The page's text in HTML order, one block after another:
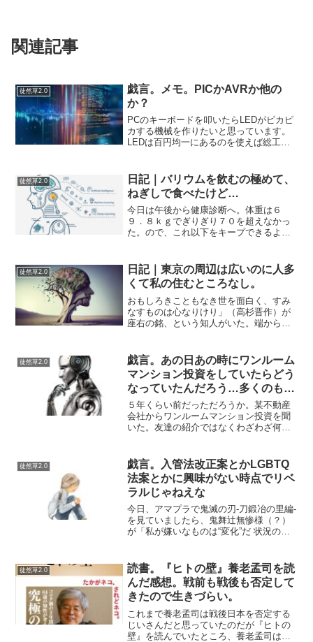
関連記事
徒然草2.0
戯言。メモ。PICかAVRか他の
か？
PCのキーボードを叩いたらLEDがピカピ
カする機械を作りたいと思っています。
LEDは百円均一にあるのを使えば総工費
回路をついでに学ぼうとか思っていま
す。手を大きく広げ...
徒然草2.0
日記｜バリウムを飲むの極めて、
ねぎしで食べたけど…
今日は午後から健康診断へ。体重は６
９．８ｋｇでぎりぎり７０を超えなかっ
た。ので、これ以下をキープできるよう
ことがない内視鏡にチャレンジ！の予定
だったが予約を間違えたせい...
徒然草2.0
日記｜東京の周辺は広いのに人多
くて私の住むところなし。
おもしろきこともなき世を面白く、すみ
なすものは心なりけり」（高杉晋作）が
座右の銘、という知人がいた。端から見
モードが切り替わり、深刻なときもあれ
ば楽天的なときもある。彼...
徒然草2.0
戯言。あの日あの時にワンルーム
マンション投資をしていたらどう
なっていたんだろう…多くのもの
を失っていた。
５年くらい前だっただろうか。某不動産
会社からワンルームマンション投資を聞
いた。友達の紹介ではなくわざわざ何か
サに誘われたのか憶えていない（この手
の話は知人からもたらされ...
徒然草2.0
戯言。入管法改正案とかLGBTQ
法案とかに興味がない時点でリベ
ラルじゃねえな
今日、アマプラで鬼滅の刃-刀鍛冶の里編-
を見ていましたら、鬼舞辻無惨様（？）
が「私が嫌いなものは“変化”だ 状況の変
ものは“不変” 完璧な状態で永遠に変わら
ない...
徒然草2.0
読書。『ヒトの壁』養老孟司を読
んだ感想。戦前も戦後も否定して
きたので生きづらい。
これまで養老孟司は戦後日本を否定する
じいさんだと思っていたのだが『ヒトの
壁』を読んでいたところ、養老孟司は自